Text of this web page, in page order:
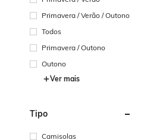
Primavera / Verão / Outono
Todos
Primavera / Outono
Outono
Ver mais
Tipo
Camisolas